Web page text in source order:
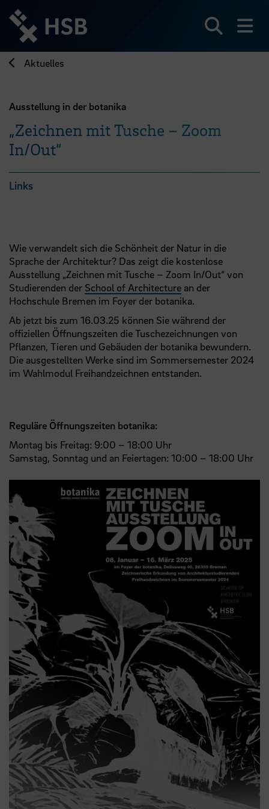
zum
Seiteninhalt
springen
Aktuelles
Ausstellung in der botanika
„Zeichnen mit Tusche – Zoom
In/Out“
Links
Wie verwandelt sich die Schönheit der Natur in die
Sprache der Architektur? Das zeigt die kostenlose
Ausstellung „Zeichnen mit Tusche – Zoom In/Out“ von
Studierenden der School of Architecture an der
Hochschule Bremen im Foyer der botanika.
Ab jetzt bis zum 16.03.25 können Sie während der
offiziellen Öffnungszeiten die Tuschezeichnungen von
Pflanzen, Tieren und Gebäuden der botanika bewundern.
Die ausgestellten Werke sind im Sommersemester 2024
im Wahlmodul Freihandzeichnen entstanden.
Reguläre Öffnungszeiten botanika:
Montag bis Freitag: 9:00 – 18:00 Uhr
Samstag, Sonntag und an Feiertagen: 10:00 – 18:00 Uhr